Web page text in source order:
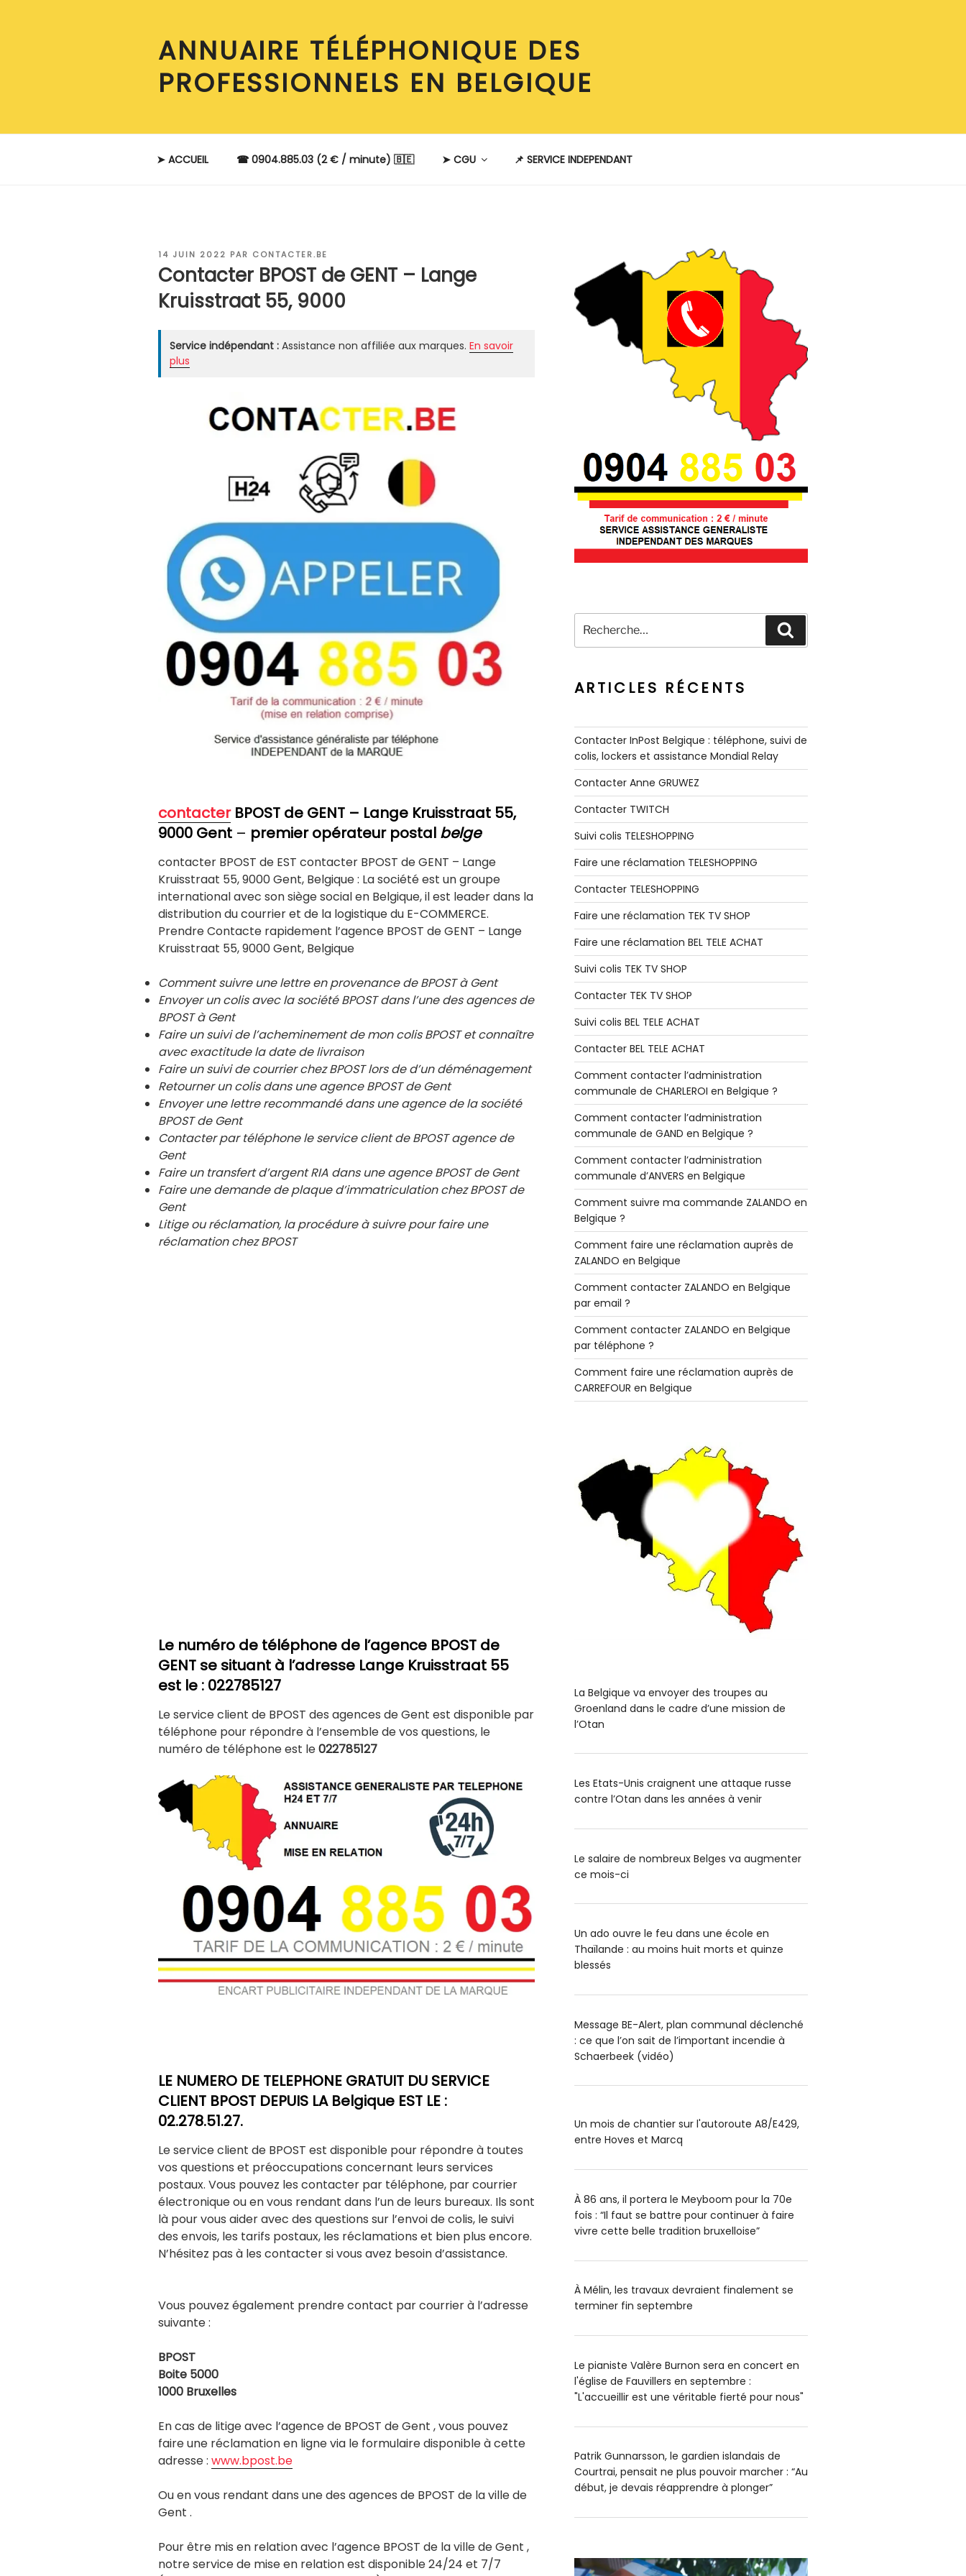
ANNUAIRE TÉLÉPHONIQUE DES
PROFESSIONNELS EN BELGIQUE
➤ ACCUEIL ☎ 0904.885.03 (2 € / minute) 🇧🇪 ➤ CGU 📌 SERVICE INDEPENDANT
PUBLIÉ
LE
14 JUIN 2022 PAR CONTACTER.BE
Contacter BPOST de GENT – Lange
Kruisstraat 55, 9000
Service indépendant : Assistance non affiliée aux marques. En savoir
plus
contacterBPOST de GENT – Lange Kruisstraat 55,
9000 Gent – premier opérateur postal belge
contacter BPOST de EST contacter BPOST de GENT – Lange
Kruisstraat 55, 9000 Gent, Belgique : La société est un groupe
international avec son siège social en Belgique, il est leader dans la
distribution du courrier et de la logistique du E-COMMERCE.
Prendre Contacte rapidement l’agence BPOST de GENT – Lange
Kruisstraat 55, 9000 Gent, Belgique
Comment suivre une lettre en provenance de BPOST à Gent
Envoyer un colis avec la société BPOST dans l’une des agences de
BPOST à Gent
Faire un suivi de l’acheminement de mon colis BPOST et connaître
avec exactitude la date de livraison
Faire un suivi de courrier chez BPOST lors de d’un déménagement
Retourner un colis dans une agence BPOST de Gent
Envoyer une lettre recommandé dans une agence de la société
BPOST de Gent
Contacter par téléphone le service client de BPOST agence de
Gent
Faire un transfert d’argent RIA dans une agence BPOST de Gent
Faire une demande de plaque d’immatriculation chez BPOST de
Gent
Litige ou réclamation, la procédure à suivre pour faire une
réclamation chez BPOST
Le numéro de téléphone de l’agence BPOST de
GENT se situant à l’adresse Lange Kruisstraat 55
est le : 022785127
Le service client de BPOST des agences de Gent est disponible par
téléphone pour répondre à l’ensemble de vos questions, le
numéro de téléphone est le022785127
LE NUMERO DE TELEPHONE GRATUIT DU SERVICE
CLIENT BPOST DEPUIS LA Belgique EST LE :
02.278.51.27.
Le service client de BPOST est disponible pour répondre à toutes
vos questions et préoccupations concernant leurs services
postaux. Vous pouvez les contacter par téléphone, par courrier
électronique ou en vous rendant dans l’un de leurs bureaux. Ils sont
là pour vous aider avec des questions sur l’envoi de colis, le suivi
des envois, les tarifs postaux, les réclamations et bien plus encore.
N’hésitez pas à les contacter si vous avez besoin d’assistance.
Vous pouvez également prendre contact par courrier à l’adresse
suivante :
BPOST
Boite 5000
1000 Bruxelles
En cas de litige avec l’agence de BPOST de Gent , vous pouvez
faire une réclamation en ligne via le formulaire disponible à cette
adresse : www.bpost.be
Ou en vous rendant dans une des agences de BPOST de la ville de
Gent .
Pour être mis en relation avec l’agence BPOST de la ville de Gent ,
notre service de mise en relation est disponible 24/24 et 7/7
pour
:
ARTICLES RÉCENTS
Contacter InPost Belgique : téléphone, suivi de
colis, lockers et assistance Mondial Relay
Contacter Anne GRUWEZ
Contacter TWITCH
Suivi colis TELESHOPPING
Faire une réclamation TELESHOPPING
Contacter TELESHOPPING
Faire une réclamation TEK TV SHOP
Faire une réclamation BEL TELE ACHAT
Suivi colis TEK TV SHOP
Contacter TEK TV SHOP
Suivi colis BEL TELE ACHAT
Contacter BEL TELE ACHAT
Comment contacter l’administration
communale de CHARLEROI en Belgique ?
Comment contacter l’administration
communale de GAND en Belgique ?
Comment contacter l’administration
communale d’ANVERS en Belgique
Comment suivre ma commande ZALANDO en
Belgique ?
Comment faire une réclamation auprès de
ZALANDO en Belgique
Comment contacter ZALANDO en Belgique
par email ?
Comment contacter ZALANDO en Belgique
par téléphone ?
Comment faire une réclamation auprès de
CARREFOUR en Belgique
La Belgique va envoyer des troupes au
Groenland dans le cadre d’une mission de
l’Otan
Les Etats-Unis craignent une attaque russe
contre l’Otan dans les années à venir
Le salaire de nombreux Belges va augmenter
ce mois-ci
Un ado ouvre le feu dans une école en
Thaïlande : au moins huit morts et quinze
blessés
Message BE-Alert, plan communal déclenché
: ce que l’on sait de l’important incendie à
Schaerbeek (vidéo)
Un mois de chantier sur l'autoroute A8/E429,
entre Hoves et Marcq
À 86 ans, il portera le Meyboom pour la 70e
fois : “Il faut se battre pour continuer à faire
vivre cette belle tradition bruxelloise”
À Mélin, les travaux devraient finalement se
terminer fin septembre
Le pianiste Valère Burnon sera en concert en
l'église de Fauvillers en septembre :
"L'accueillir est une véritable fierté pour nous"
Patrik Gunnarsson, le gardien islandais de
Courtrai, pensait ne plus pouvoir marcher : “Au
début, je devais réapprendre à plonger”